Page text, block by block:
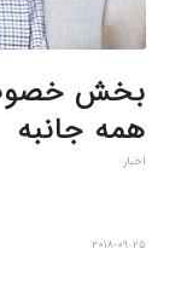
بخش
همه جانبه
اخبار
2018-09-25